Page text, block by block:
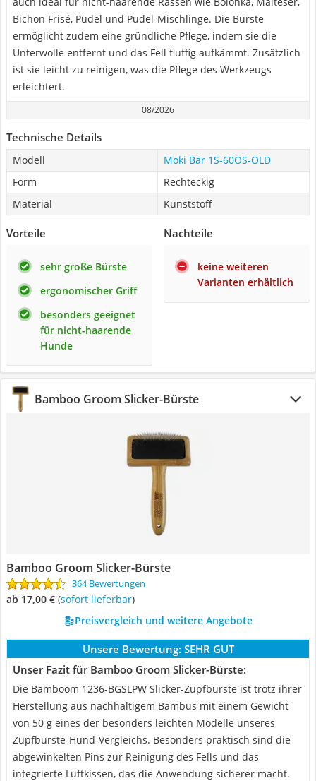
Bichon Frisé, Pudel und Pudel-Mischlinge. Die Bürste
ermöglicht zudem eine gründliche Pflege, indem sie die
Unterwolle entfernt und das Fell fluffig aufkämmt. Zusätzlich
ist sie leicht zu reinigen, was die Pflege des Werkzeugs
erleichtert.
08/2026
Technische Details
Modell
Moki Bär ‎1S-60OS-OLD
Form
Rechteckig
Material
Kunststoff
Vorteile
sehr große Bürste
ergonomischer Griff
besonders geeignet
für nicht-haarende
Hunde
Nachteile
keine weiteren
Varianten erhältlich
Bamboo Groom Slicker-Bürste
Bamboo Groom Slicker-Bürste
364 Bewertungen
ab 17,00 € ( Sofort lieferbar)
Preisvergleich und weitere Angebote
Unsere Bewertung: SEHR GUT
Unser Fazit für Bamboo Groom Slicker-Bürste:
Die Bamboom 1236-BGSLPW Slicker-Zupfbürste ist trotz ihrer
Herstellung aus nachhaltigem Bambus mit einem Gewicht
von 50 g eines der besonders leichten Modelle unseres
Zupfbürste-Hund-Vergleichs. Besonders praktisch sind die
abgewinkelten Pins zur Reinigung des Fells und das
integrierte Luftkissen, das die Anwendung sicherer macht.